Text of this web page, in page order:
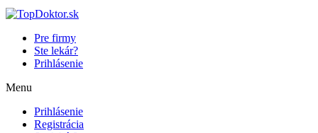
Pre firmy
Ste lekár?
Prihlásenie
Menu
Prihlásenie
Registrácia